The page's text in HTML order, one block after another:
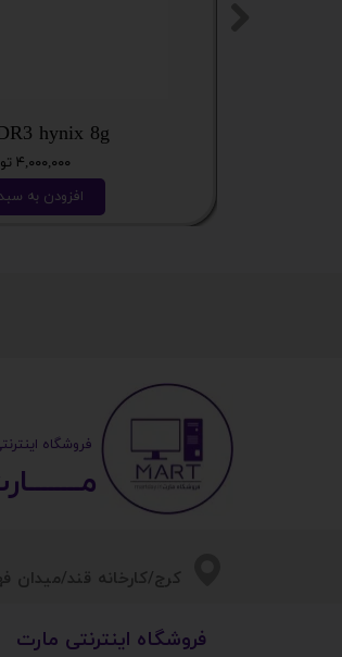
hynix 8g
۴,۰۰۰,۰۰۰ تومان
افزودن به
​​کرج/کارخانه قند/میدان
​فروشگاه اینترنتی مارت
​فروشگاه